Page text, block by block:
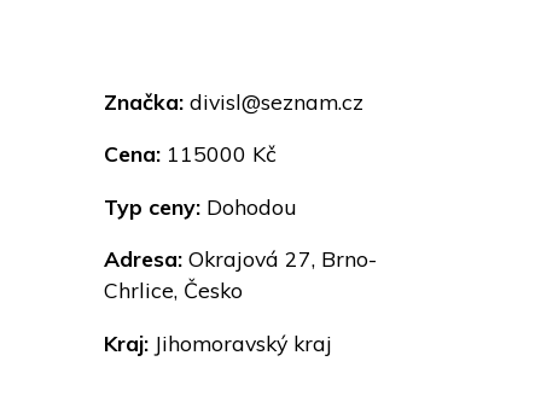
Značka: divisl@seznam.cz
Cena: 115000 Kč
Typ ceny: Dohodou
Adresa: Okrajová 27, Brno-
Chrlice, Česko
Kraj: Jihomoravský kraj